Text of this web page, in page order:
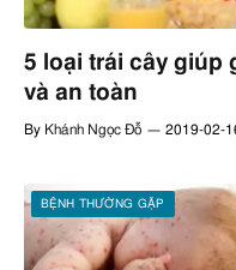
5 loại trái cây giúp
và an toàn
By Khánh Ngọc Đỗ 2019-02-
BỆNH THƯỜNG GẶP